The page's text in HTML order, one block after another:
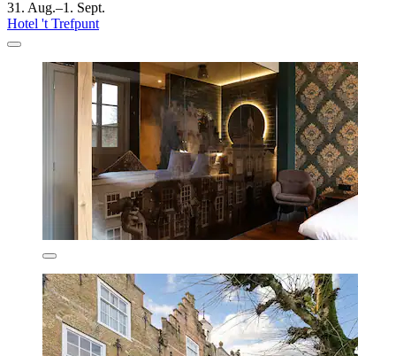
31. Aug.–1. Sept.
Hotel 't Trefpunt